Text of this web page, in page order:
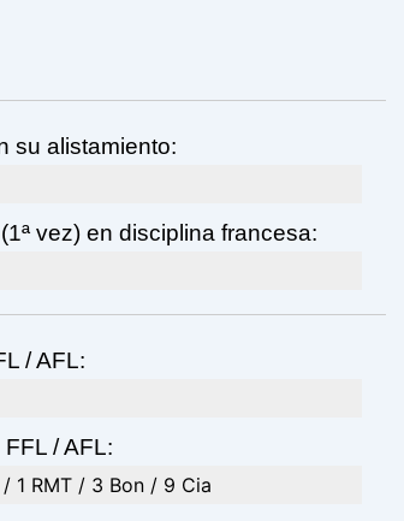
su alistamiento:
vez) en disciplina francesa:
/ AFL:
/ AFL:
1 RMT / 3 Bon / 9 Cia